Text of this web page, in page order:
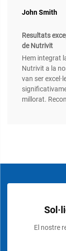
John Smith
Resultats
de Nutrivit
Hem integrat
Nutrivit a la
van ser
millorat.
El nostre